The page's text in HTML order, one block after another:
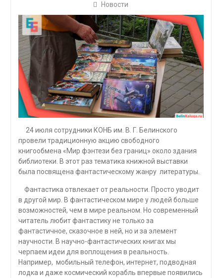
Новости
24 июля сотрудники КОНБ им. В. Г. Белинского
провели традиционную акцию свободного
книгообмена «Мир фэнтези без границ» около здания
библиотеки. В этот раз тематика книжной выставки
была посвящена фантастическому жанру литературы.
Фантастика отвлекает от реальности. Просто уводит
в другой мир. В фантастическом мире у людей больше
возможностей, чем в мире реальном. Но современный
читатель любит фантастику не только за
фантастичное, сказочное в ней, но и за элемент
научности. В научно-фантастических книгах мы
черпаем идеи для воплощения в реальность.
Например, мобильный телефон, интернет, подводная
лодка и даже космический корабль впервые появились